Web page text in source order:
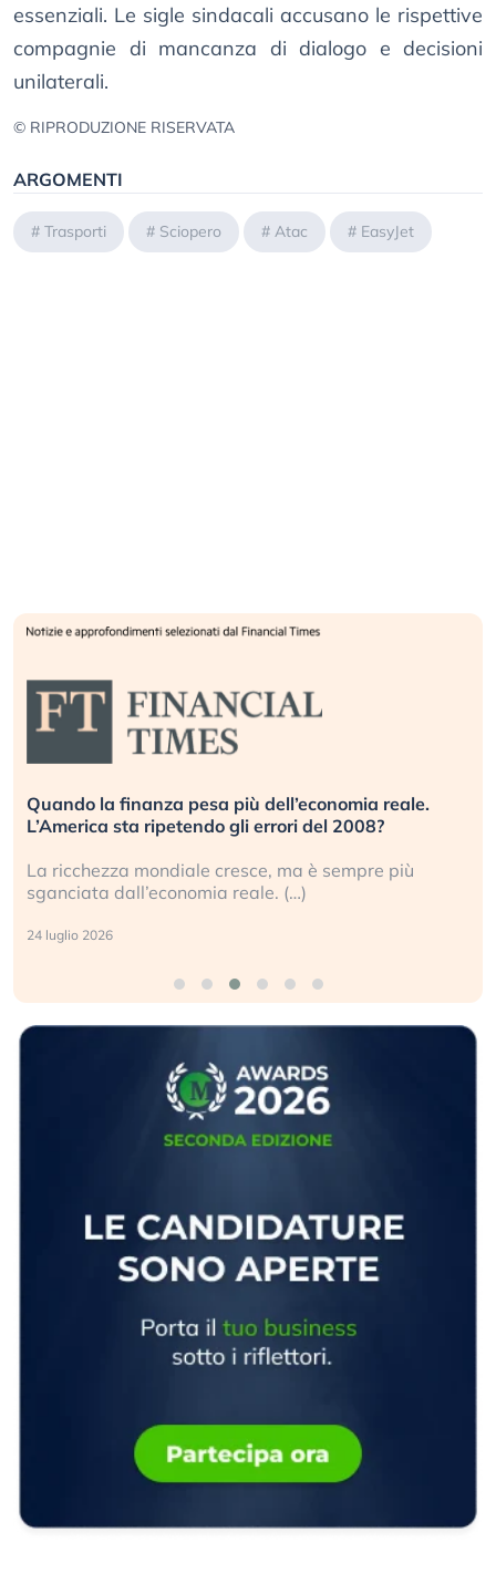
essenziali. Le sigle sindacali accusano le rispettive
compagnie di mancanza di dialogo e decisioni
unilaterali.
© RIPRODUZIONE RISERVATA
ARGOMENTI
# Trasporti # Sciopero # Atac # EasyJet
Quando la finanza pesa più dell’economia reale.
L’America sta ripetendo gli errori del 2008?
La ricchezza mondiale cresce, ma è sempre più
sganciata dall’economia reale. (…)
24 luglio 2026